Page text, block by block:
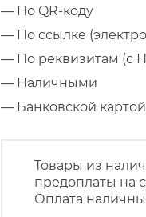
— По QR-коду
— По ссылке
— По реквизитам (с
— Наличными
— Банковской
Товары из
предоплаты на
Оплата